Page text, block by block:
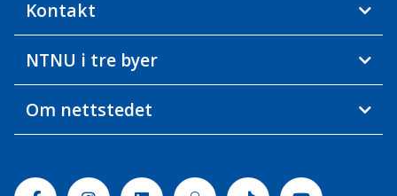
Kontakt
NTNU i tre byer
Om nettstedet